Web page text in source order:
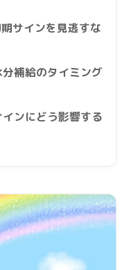
サインを見逃すな
補給のタイミング
ンにどう影響する